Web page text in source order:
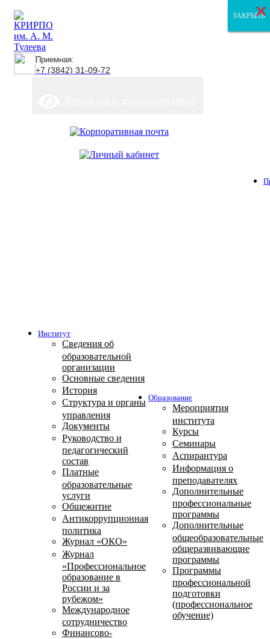
Приемная:
+7 (3842) 31-09-72
Институт
Сведения об
образовательной
организации
Основные сведения
История
Структура и органы
управления
Документы
Руководство и
педагогический
состав
Платные
образовательные
услуги
Общежитие
Антикоррупционная
политика
Журнал «ОКО»
Журнал
«Профессиональное
образование в
России и за
рубежом»
Международное
сотрудничество
Финансово-
Образование
Мероприятия
института
Курсы
Семинары
Аспирантура
Информация о
преподавателях
Дополнительные
профессиональные
программы
Дополнительные
общеобразовательные
общеразвивающие
программы
Программы
профессиональной
подготовки
(профессиональное
обучение)
ЗАКРЫТЬ
ЗАКРЫТЬ
ЗАКРЫТЬ
×
×
×